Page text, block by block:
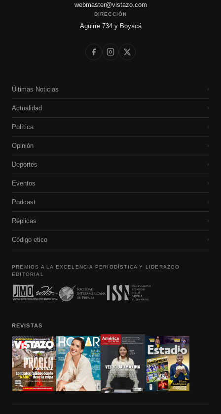
webmaster@vistazo.com
DIRECCIÓN
Aguirre 734 y Boyacá
Últimas Noticias ›
Actualidad ›
Política ›
Opinión ›
Deportes ›
Eventos ›
Podcast ›
Réplicas ›
Código etico ›
PREMIOS A LA EXCELENCIA PERIODÍSTICA Y LIDERAZGO
EDITORIAL
REVISTAS